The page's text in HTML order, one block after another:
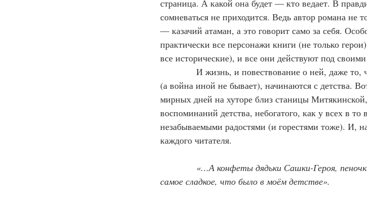
страница. А какой она будет — кто ведает. В
сомневаться не приходится. Ведь автор романа не
— казачий атаман, а это говорит само за себя.
практически все персонажи книги (не только
все исторические), и все они действуют под
И жизнь, и повествование о ней, даже то, что
(а война иной не бывает), начинаются с детства.
мирных дней на хуторе близ станицы
воспоминаний детства, небогатого, как у всех в
незабываемыми радостями (и горестями тоже). И,
каждого читателя.
«…А конфеты дядьки Сашки-Героя,
самое сладкое, что было в моём детстве».